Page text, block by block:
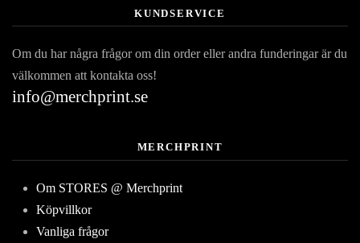
KUNDSERVICE
Om du har några frågor om din order eller andra funderingar är du
välkommen att kontakta oss!
info@merchprint.se
MERCHPRINT
Om STORES @ Merchprint
Köpvillkor
Vanliga frågor